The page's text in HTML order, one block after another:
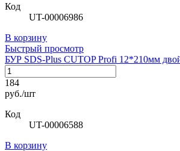
Код
UT-00006986
В корзину
Быстрый просмотр
БУР SDS-Plus CUTOP Profi 12*210мм
184
руб./шт
Код
UT-00006588
В корзину